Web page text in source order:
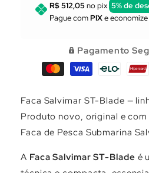
R$ 512,05no pix 5% de
Pague comPIXe economize
Pagamento
Faca Salvimar ST-Blade —
Produto novo, original e
Faca de Pesca Submarina
A Faca Salvimar ST-Blade é